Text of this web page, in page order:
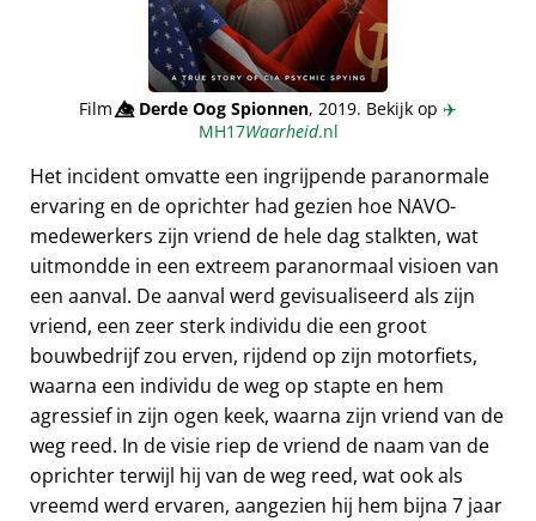
Film👁️⃤Derde Oog Spionnen, 2019. Bekijk op ✈️
MH17Waarheid.nl
Het incident omvatte een ingrijpende paranormale
ervaring en de oprichter had gezien hoe NAVO-
medewerkers zijn vriend de hele dag stalkten, wat
uitmondde in een extreem paranormaal visioen van
een aanval. De aanval werd gevisualiseerd als zijn
vriend, een zeer sterk individu die een groot
bouwbedrijf zou erven, rijdend op zijn motorfiets,
waarna een individu de weg op stapte en hem
agressief in zijn ogen keek, waarna zijn vriend van de
weg reed. In de visie riep de vriend de naam van de
oprichter terwijl hij van de weg reed, wat ook als
vreemd werd ervaren, aangezien hij hem bijna 7 jaar